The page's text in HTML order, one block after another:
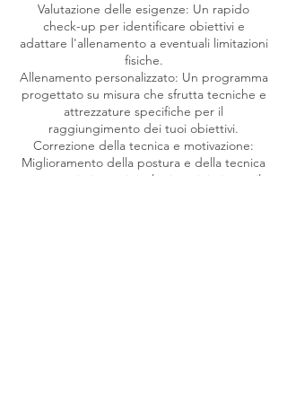
Valutazione delle esigenze: Un rapido
check-up per identificare obiettivi e
adattare l'allenamento a eventuali limitazioni
fisiche.
Allenamento personalizzato: Un programma
progettato su misura che sfrutta tecniche e
attrezzature specifiche per il
raggiungimento dei tuoi obiettivi.
Correzione della tecnica e motivazione:
Miglioramento della postura e della tecnica
per massimizzare i risultati e minimizzare il